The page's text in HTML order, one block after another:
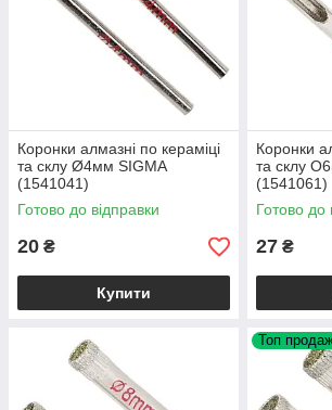
Коронки алмазні по кераміці
та склу Ø4мм SIGMA
(1541041)
Готово до відправки
20 ₴
Купити
Коронки
та склу
(1541061)
Готово до
27 ₴
Топ